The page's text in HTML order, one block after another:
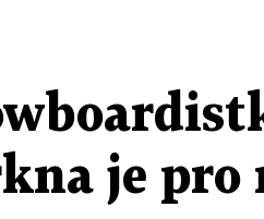
je pro